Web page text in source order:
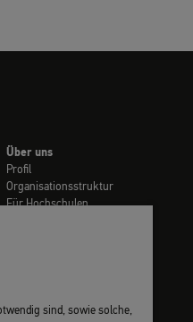
Über uns
Profil
Organisationsstruktur
Für Hochschulen
sind, sowie solche,